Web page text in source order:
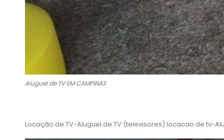
Aluguel de TV EM CAMPINAS
Locação de TV-Aluguel de TV (televisores) locacao de tv-